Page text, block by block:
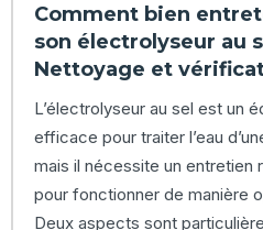
Comment bien
son électrolyseur au
Nettoyage et
L’électrolyseur au sel est un
efficace pour traiter l’eau
mais il nécessite un entretien
pour fonctionner de manière
Deux aspects sont